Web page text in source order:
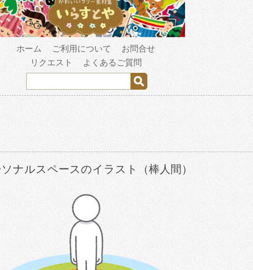
ホーム ご利用について
お問合せ
リクエスト
よくあるご質問
ナルスペースのイラスト（棒人間）